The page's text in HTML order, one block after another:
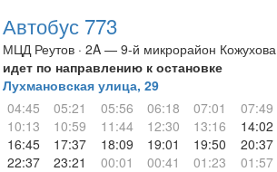
Автобус 773
МЦД Реутов · 2A — 9-й микрорайон Кожухова
идет по направлению к остановке
Лухмановская улица, 29
04:45
05:21 05:56 06:18 07:01 07:49
10:13
10:59 11:44 12:30 13:16 14:02
16:45
17:37 18:09 19:01 19:50 20:37
22:37
23:21 00:01 00:41 01:23 01:57